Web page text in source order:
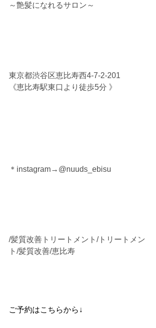
～艶髪になれるサロン～
東京都渋谷区恵比寿西4-7-2-201
《恵比寿駅東口より徒歩5分 》
＊instagram→@nuuds_ebisu
/髪質改善トリートメント/トリートメン
ト/髪質改善/恵比寿
ご予約はこちらから↓